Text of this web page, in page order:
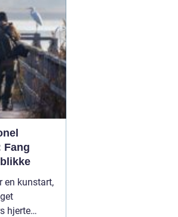
og
på en
Deres
Fang
en kunstart,
hjerte